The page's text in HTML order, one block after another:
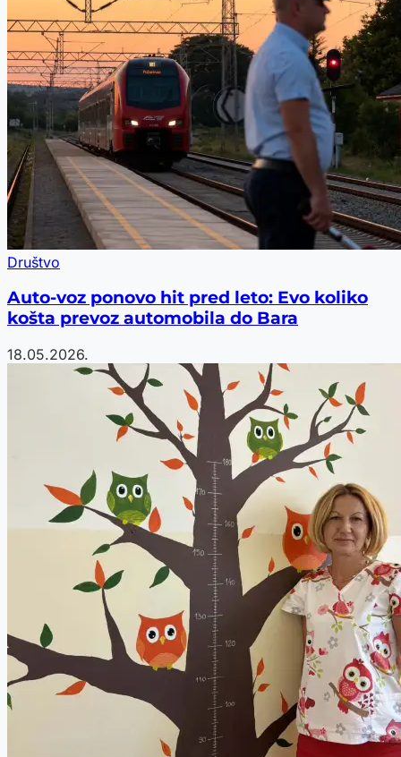
Društvo
Auto-voz ponovo hit pred leto: Evo koliko
košta prevoz automobila do Bara
18.05.2026.